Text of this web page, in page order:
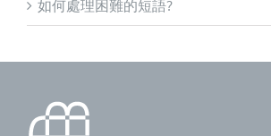
如何處理困難的短語?